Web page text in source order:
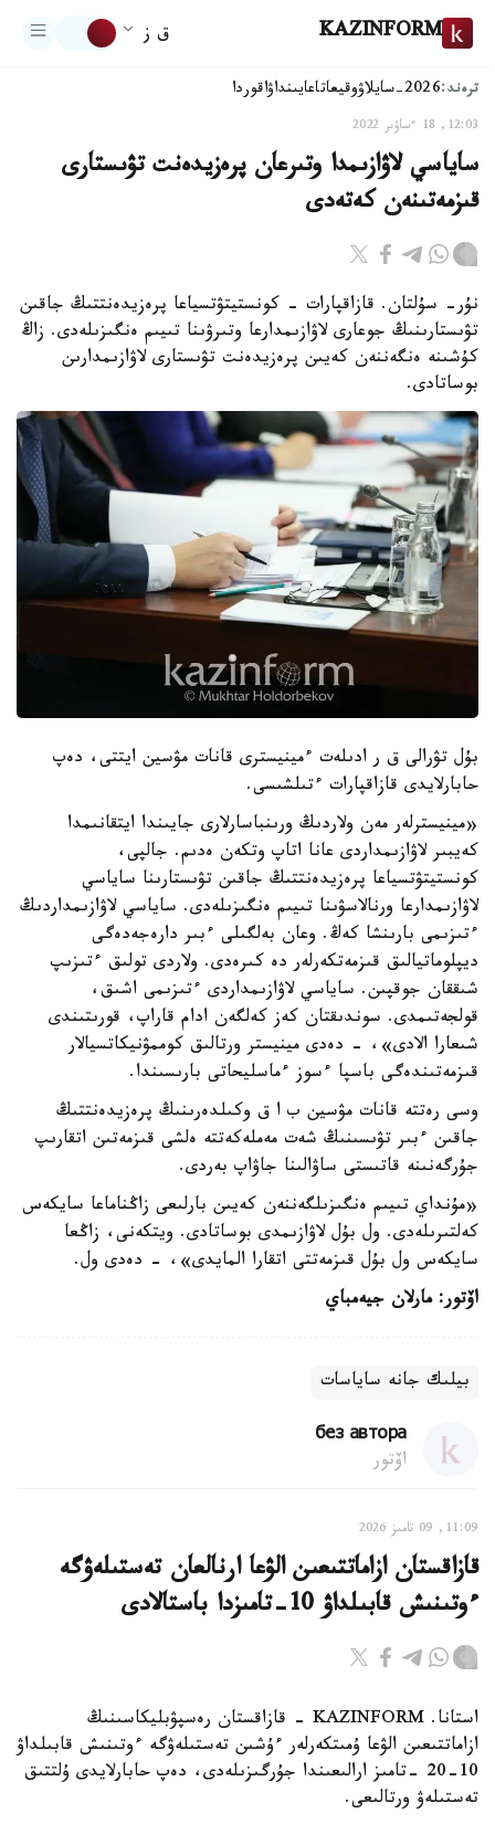
KAZINFORM ق ز
ترەند:2026-سايلاۋ وقيعاتاعايىنداۋاقوردا
12:03, 18 ءساۋىر 2022
ساياسي لاۋازىمدا وتىرعان پرەزيدەنت تۋىستارى
قىزمەتىنەن كەتەدى
نۇر- سۇلتان. قازاقپارات - كونستيتۋتسياعا پرەزيدەنتتىڭ جاقىن
تۋىستارىنىڭ جوعارى لاۋازىمدارعا وتىرۋىنا تىيىم ەنگىزىلەدى. زاڭ
كۇشىنە ەنگەننەن كەيىن پرەزيدەنت تۋىستارى لاۋازىمدارىن
بوساتادى.
بۇل تۋرالى ق ر ادىلەت ءمينيسترى قانات مۋسين ايتتى، دەپ
حابارلايدى قازاقپارات ءتىلشىسى.
«مينيسترلەر مەن ولاردىڭ ورىنباسارلارى جايىندا ايتقانىمدا
كەيبىر لاۋازىمداردى عانا اتاپ وتكەن ەدىم. جالپى،
كونستيتۋتسياعا پرەزيدەنتتىڭ جاقىن تۋىستارىنا ساياسي
لاۋازىمدارعا ورنالاسۋىنا تىيىم ەنگىزىلەدى. ساياسي لاۋازىمداردىڭ
ءتىزىمى بارىنشا كەڭ. وعان بەلگىلى ءبىر دارەجەدەگى
ديپلوماتيالىق قىزمەتكەرلەر دە كىرەدى. ولاردى تولىق ءتىزىپ
شىققان جوقپىن. ساياسي لاۋازىمداردى ءتىزىمى اشىق،
قولجەتىمدى. سوندىقتان كەز كەلگەن ادام قاراپ، قورىتىندى
شىعارا الادى»، - دەدى مينيستر ورتالىق كوممۋنيكاتسيالار
قىزمەتىندەگى باسپا ءسوز ءماسليحاتى بارىسىندا.
وسى رەتتە قانات مۋسين ب ا ق وكىلدەرىنىڭ پرەزيدەنتتىڭ
جاقىن ءبىر تۋىسىنىڭ شەت مەملەكەتتە ەلشى قىزمەتىن اتقارىپ
جۇرگەنىنە قاتىستى ساۋالىنا جاۋاپ بەردى.
«مۇنداي تىيىم ەنگىزىلگەننەن كەيىن بارلىعى زاڭناماعا سايكەس
كەلتىرىلەدى. ول بۇل لاۋازىمدى بوساتادى. ويتكەنى، زاڭعا
سايكەس ول بۇل قىزمەتتى اتقارا المايدى»، - دەدى ول.
اۆتور: مارلان جيەمباي
بيلىك جانە ساياسات
без автора
اۆتور
11:09, 09 تامىز 2026
قازاقستان ازاماتتىعىن الۋعا ارنالعان تەستىلەۋگە
ءوتىنىش قابىلداۋ 10-تامىزدا باستالادى
استانا. KAZINFORM - قازاقستان رەسپۋبليكاسىنىڭ
ازاماتتىعىن الۋعا ۇمىتكەرلەر ءۇشىن تەستىلەۋگە ءوتىنىش قابىلداۋ
10-20 -تامىز ارالىعىندا جۇرگىزىلەدى، دەپ حابارلايدى ۇلتتىق
تەستىلەۋ ورتالىعى.